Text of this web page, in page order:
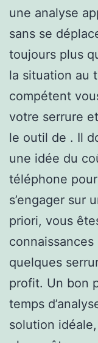
une analyse
sans se
toujours plus
la situation au
compétent
votre serrure
le outil de . Il
une idée du
téléphone
s’engager sur
priori, vous
quelques
profit. Un bon
temps
solution